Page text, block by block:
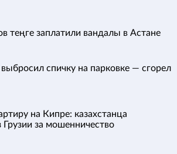
теңге заплатили вандалы в Астане
спичку на парковке — сгорел
на Кипре: казахстанца
Грузии за мошенничество